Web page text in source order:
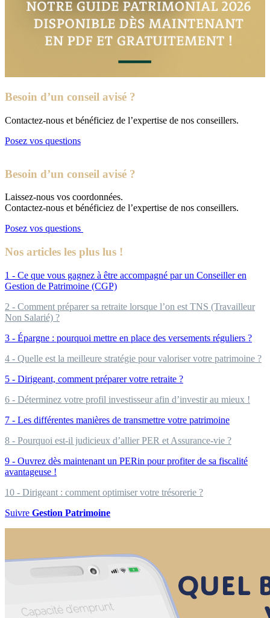
Besoin d’un conseil avisé ?
Contactez-nous et bénéficiez de l’expertise de nos conseillers.
Posez vos questions
Besoin d’un conseil avisé ?
Laissez-nous vos coordonnées.
Contactez-nous et bénéficiez de l’expertise de nos conseillers.
Posez vos questions
Nos articles les plus lus !
1 - Ce que vous gagnez à être accompagné par un Conseiller en
Gestion de Patrimoine (CGP)
2 - Comment préparer sa retraite lorsque l’on est TNS (Travailleur
Non Salarié) ?
3 - Épargne : pourquoi mettre en place des versements réguliers ?
4 - Quelle est la meilleure stratégie pour valoriser votre patrimoine ?
5 - Dirigeant, comment préparer votre retraite ?
6 - Déterminez votre profil investisseur afin d’investir au mieux !
7 - Les différentes manières de transmettre votre patrimoine
8 - Pourquoi est-il judicieux d’allier PER et Assurance-vie ?
9 - Ouvrez dès maintenant un PERin pour profiter de sa fiscalité
avantageuse !
10 - Dirigeant : comment optimiser votre trésorerie ?
Suivre Gestion Patrimoine